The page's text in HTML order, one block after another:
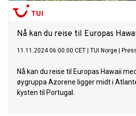
Nå kan du reise til Europas
11.11.2024 06:00:00 CET TUI Norge
Nå kan du reise til Europas Hawaii
øygruppa Azorene ligger midt i
kysten til Portugal.